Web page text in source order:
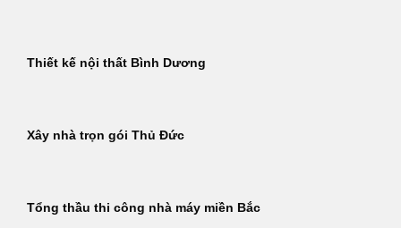
Thiết kế nội thất Bình Dương
Xây nhà trọn gói Thủ Đức
Tổng thầu thi công nhà máy miền Bắc